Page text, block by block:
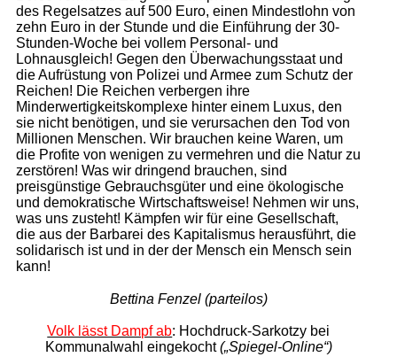
des Regelsatzes auf 500 Euro, einen Mindestlohn von
zehn Euro in der Stunde und die Einführung der 30-
Stunden-Woche bei vollem Personal- und
Lohnausgleich! Gegen den Überwachungsstaat und
die Aufrüstung von Polizei und Armee zum Schutz der
Reichen! Die Reichen verbergen ihre
Minderwertigkeitskomplexe hinter einem Luxus, den
sie nicht benötigen, und sie verursachen den Tod von
Millionen Menschen. Wir brauchen keine Waren, um
die Profite von wenigen zu vermehren und die Natur zu
zerstören! Was wir dringend brauchen, sind
preisgünstige Gebrauchsgüter und eine ökologische
und demokratische Wirtschaftsweise! Nehmen wir uns,
was uns zusteht! Kämpfen wir für eine Gesellschaft,
die aus der Barbarei des Kapitalismus herausführt, die
solidarisch ist und in der der Mensch ein Mensch sein
kann!
Bettina Fenzel (parteilos)
Volk lässt Dampf ab: Hochdruck-Sarkotzy bei
Kommunalwahl eingekocht(„Spiegel-Online“)